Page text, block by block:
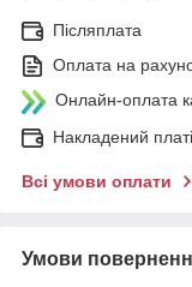
Післяплата
Оплата на
Онлайн-оплата
Накладений
Всі умови оплати
Умови